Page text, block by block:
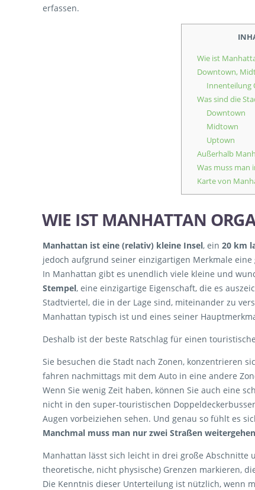
erfassen.
Wie ist
Downtown,
Innenteilung
Was sind die
Downtown
Midtown
Uptown
Außerhalb
Was muss man
Karte von
WIE IST MANHATTAN
Manhattan ist eine (relativ) kleine Insel, ein 20 km
jedoch aufgrund seiner einzigartigen Merkmale
In Manhattan gibt es unendlich viele kleine und
Stempel, eine einzigartige Eigenschaft, die es
Stadtviertel, die in der Lage sind, miteinander zu
Manhattan typisch ist und eines seiner
Deshalb ist der beste Ratschlag für einen
Sie besuchen die Stadt nach Zonen, konzentrieren
fahren nachmittags mit dem Auto in eine andere
Wenn Sie wenig Zeit haben, können Sie auch eine
nicht in den super-touristischen
Augen vorbeiziehen sehen. Und genau so fühlt es
Manchmal muss man nur zwei Straßen
Manhattan lässt sich leicht in drei große Abschnitte
theoretische, nicht physische) Grenzen markieren,
Die Kenntnis dieser Unterteilung ist nützlich, wenn